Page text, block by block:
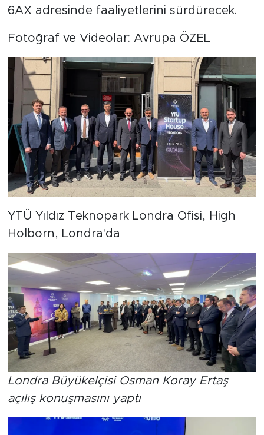
6AX adresinde faaliyetlerini sürdürecek.
Fotoğraf ve Videolar: Avrupa ÖZEL
YTÜ Yıldız Teknopark Londra Ofisi, High
Holborn, Londra'da
Londra Büyükelçisi Osman Koray Ertaş
açılış konuşmasını yaptı